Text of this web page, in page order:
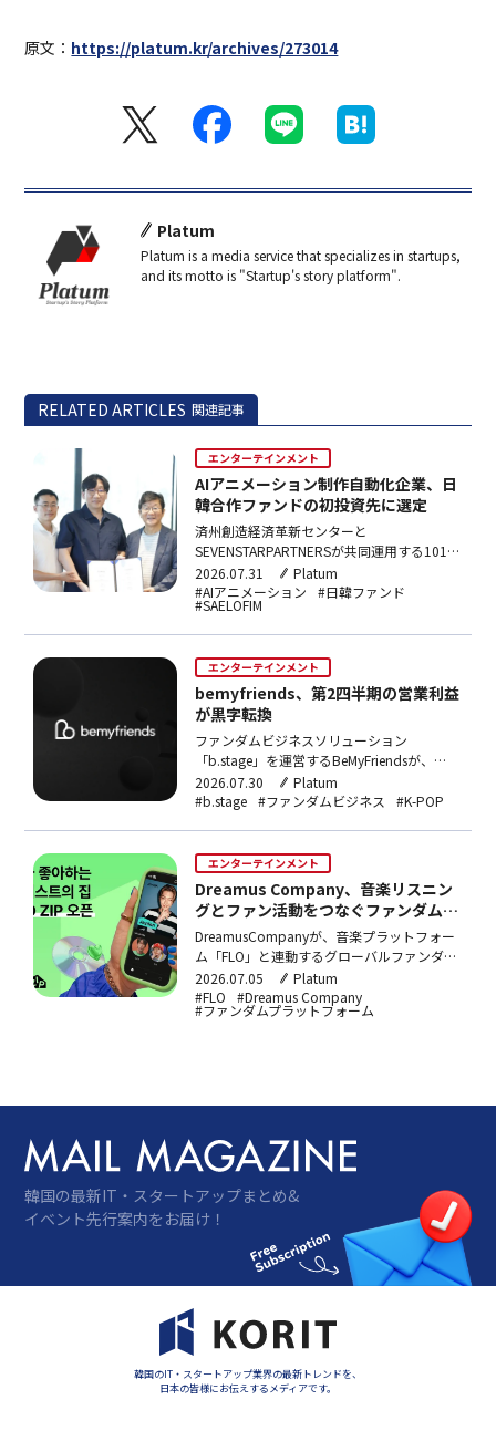
原文： https://platum.kr/archives/273014
Platum
Platum is a media service that specializes in startups,
and its motto is "Startup's story platform".
RELATED ARTICLES 関連記事
エンターテインメント
AIアニメーション制作自動化企業、日
韓合作ファンドの初投資先に選定
済州創造経済革新センターと
SEVENSTARPARTNERSが共同運用する101億
ウォン（約11.3億円）規模の「日韓済州スタ
ートアップファンド」が、AI活用アニメーシ
ョン制作自動化ソリューション「ASC」を開
発するSAELOFIMを初の投資先に選定した。
2026.07.31
Platum
#AIアニメーション
#日韓ファンド
#SAELOFIM
エンターテインメント
bemyfriends、第2四半期の営業利益
が黒字転換
ファンダムビジネスソリューション
「b.stage」を運営するBeMyFriendsが、
2025年第2四半期の営業利益が黒字転換した
と発表した。NETFLIXアニメ『ケイポップ・
以上のファンダムプラットフォーム、累計会
員数1,300万名以上を抱える。
2026.07.30
Platum
#b.stage #ファンダムビジネス #K-POP
エンターテインメント
Dreamus Company、音楽リスニン
グとファン活動をつなぐファンダムプ
ラットフォーム「FLO ZIP」を発売
DreamusCompanyが、音楽プラットフォー
ム「FLO」と連動するグローバルファンダム
プラットフォーム「FLOZIP」を発売。リア
ルタイムチャット・コミュニティ・コマー
ス・メンバーシップを一体化し、B1A4、
2026.07.05
Platum
#FLO
#Dreamus Company
#ファンダムプラットフォーム
韓国の最新IT・スタートアップまとめ&
イベント先行案内をお届け！
韓国のIT・スタートアップ業界の最新トレンドを、
日本の皆様にお伝えするメディアです。